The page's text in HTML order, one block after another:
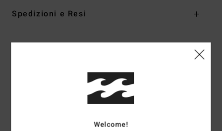
Spedizioni e Resi
Punteggio medio
5.0
Welcome!